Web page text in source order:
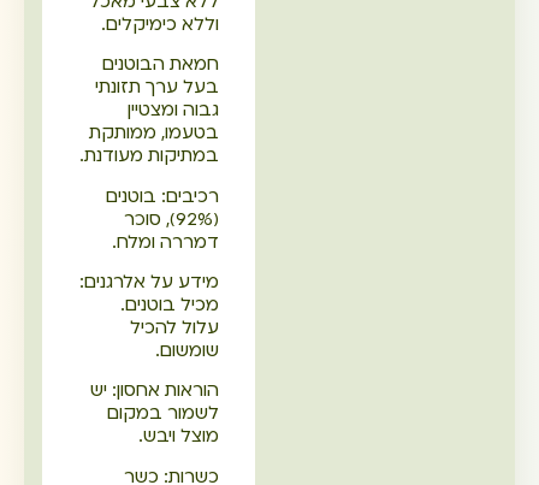
וללא כימיקלים.
חמאת הבוטנים
בעל ערך תזונתי
גבוה ומצטיין
בטעמו, ממותקת
במתיקות מעודנת.
רכיבים: בוטנים
(92%), סוכר
דמררה ומלח.
מידע על אלרגנים:
מכיל בוטנים.
עלול להכיל
שומשום.
הוראות אחסון: יש
לשמור במקום
מוצל ויבש.
כשרות: כשר